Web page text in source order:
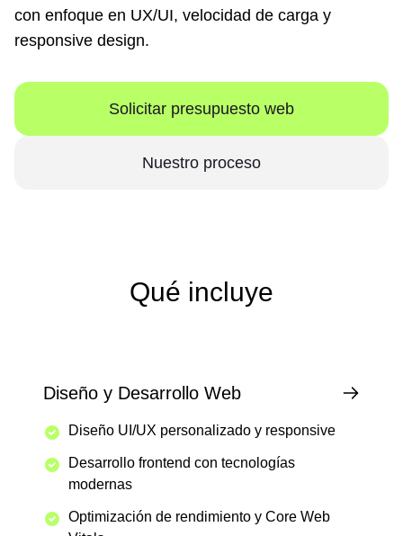
con enfoque en UX/UI, velocidad de carga y
responsive design.
Solicitar presupuesto web
Nuestro proceso
Qué incluye
Diseño y Desarrollo Web
Diseño UI/UX personalizado y responsive
Desarrollo frontend con tecnologías
modernas
Optimización de rendimiento y Core Web